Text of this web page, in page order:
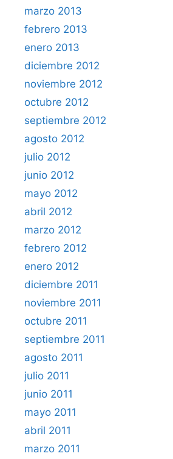
marzo 2013
febrero 2013
enero 2013
diciembre 2012
noviembre 2012
octubre 2012
septiembre 2012
agosto 2012
julio 2012
junio 2012
mayo 2012
abril 2012
marzo 2012
febrero 2012
enero 2012
diciembre 2011
noviembre 2011
octubre 2011
septiembre 2011
agosto 2011
julio 2011
junio 2011
mayo 2011
abril 2011
marzo 2011